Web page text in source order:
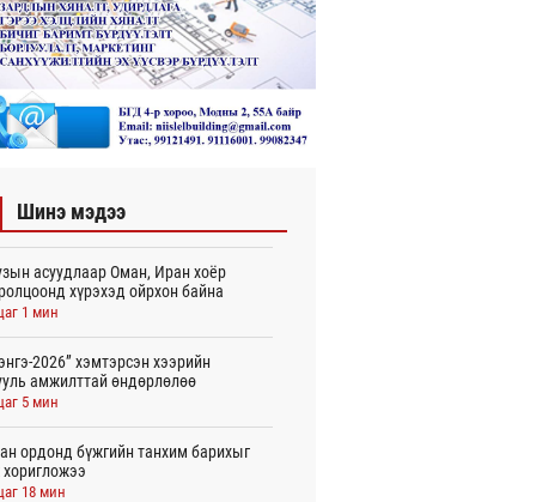
Шинэ мэдээ
асуудлаар Оман, Иран хоёр
хүрэхэд ойрхон байна
1 мин
2026” хэмтэрсэн хээрийн
амжилттай өндөрлөлөө
5 мин
ордонд бүжгийн танхим барихыг
хоригложээ
18 мин